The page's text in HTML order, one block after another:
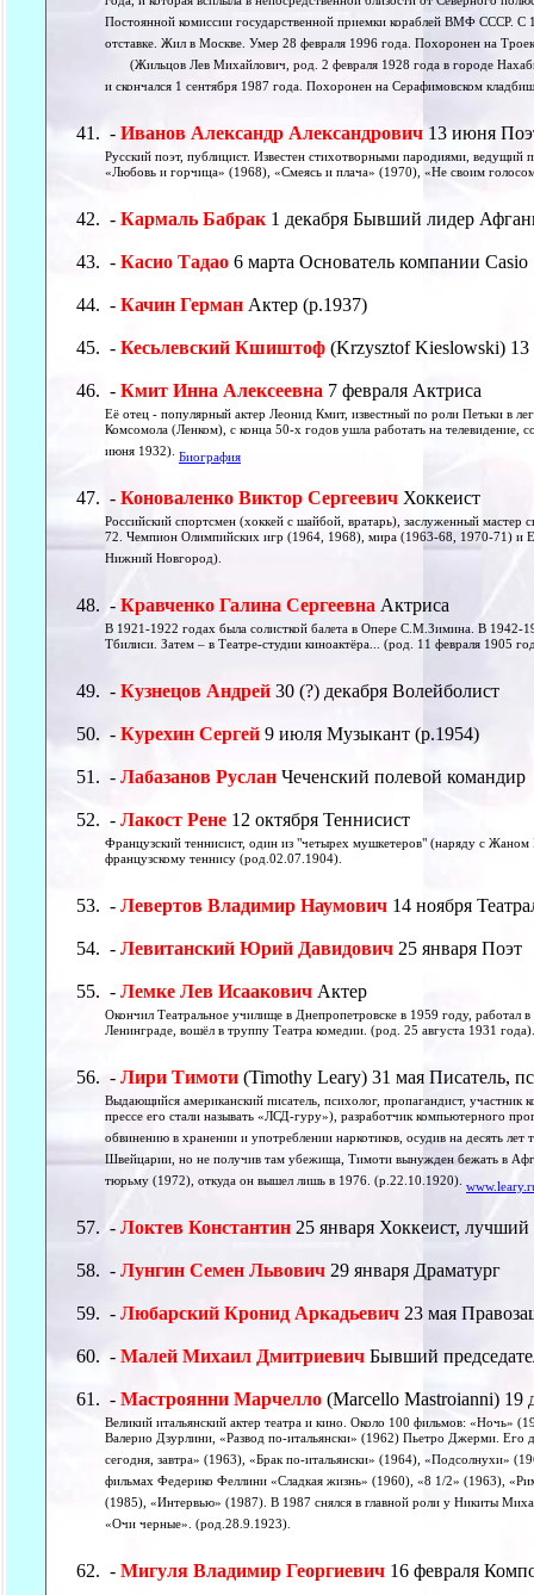
года, и которая всплыла в непосредственной близости от Северного
Постоянной комиссии государственной приемки кораблей ВМФ СССР. С
отставке. Жил в Москве. Умер 28 февраля 1996 года. Похоронен на
(Жильцов Лев Михайлович, род. 2 февраля 1928 года в городе
и скончался 1 сентября 1987 года. Похоронен на Серафимовском
-Иванов Александр Александрович 13 июня
Русский поэт, публицист. Известен стихотворными пародиями, ведущий
«Любовь и горчица» (1968), «Смеясь и плача» (1970), «Не своим
-Кармаль Бабрак 1 декабря Бывший лидер
-Касио Тадао 6 марта Основатель компании Casio
-Качин Герман Актер (р.1937)
-Кесьлевский Кшиштоф (Krzysztof Kieslowski) 13
-Кмит Инна Алексеевна 7 февраля Актриса
Её отец - популярный актер Леонид Кмит, известный по роли Петьки в
Комсомола (Ленком), с конца 50-х годов ушла работать на
июня 1932).Биография
-Коноваленко Виктор Сергеевич Хоккеист
Российский спортсмен (хоккей с шайбой, вратарь), заслуженный
72. Чемпион Олимпийских игр (1964, 1968), мира (1963-68, 1970-71) и
Нижний Новгород).
-Кравченко Галина Сергеевна Актриса
В 1921-1922 годах была солисткой балета в Опере С.М.Зимина. В 1942-
Тбилиси. Затем – в Театре-студии киноактёра... (род. 11 февраля 1905
-Кузнецов Андрей 30 (?) декабря Волейболист
-Курехин Сергей 9 июля Музыкант (р.1954)
-Лабазанов Руслан Чеченский полевой командир
-Лакост Рене 12 октября Теннисист
Французский теннисист, один из "четырех мушкетеров" (наряду с
французскому теннису (род.02.07.1904).
-Левертов Владимир Наумович 14 ноября
-Левитанский Юрий Давидович 25 января Поэт
-Лемке Лев Исаакович Актер
Окончил Театральное училище в Днепропетровске в 1959 году,
Ленинграде, вошёл в труппу Театра комедии. (род. 25 августа 1931
-Лири Тимоти(Timothy Leary) 31 мая Писатель,
Выдающийся американский писатель, психолог, пропагандист, участник
прессе его стали называть «ЛСД-гуру»), разработчик компьютерного
обвинению в хранении и употреблении наркотиков, осудив на десять
Швейцарии, но не получив там убежища, Тимоти вынужден бежать в
тюрьму (1972), откуда он вышел лишь в 1976. (р.22.10.1920).
-Локтев Константин 25 января Хоккеист,
-Лунгин Семен Львович 29 января Драматург
-Любарский Кронид Аркадьевич 23 мая
-Малей Михаил Дмитриевич Бывший
-Мастроянни Марчелло (Marcello Mastroianni) 19
Великий итальянский актер театра и кино. Около 100 фильмов:
Валерио Дзурлини, «Развод по-итальянски» (1962) Пьетро Джерми.
сегодня, завтра» (1963), «Брак по-итальянски» (1964), «Подсолнухи»
фильмах Федерико Феллини «Сладкая жизнь» (1960), «8 1/2» (1963),
(1985), «Интервью» (1987). В 1987 снялся в главной роли у Никиты
«Очи черные». (род.28.9.1923).
-Мигуля Владимир Георгиевич 16 февраля